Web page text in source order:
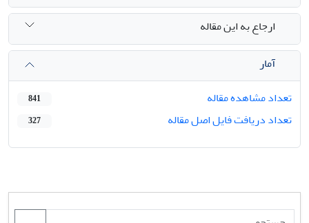
ارجاع به این مقاله
آمار
تعداد مشاهده مقاله
841
تعداد دریافت فایل اصل مقاله 327